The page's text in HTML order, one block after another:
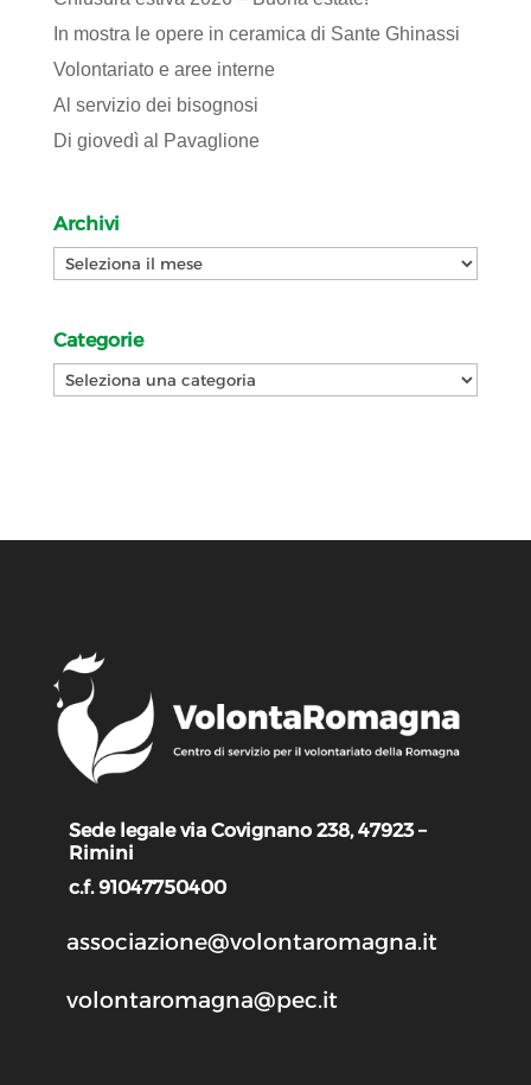
In mostra le opere in ceramica di Sante Ghinassi
Volontariato e aree interne
Al servizio dei bisognosi
Di giovedì al Pavaglione
Archivi
Archivi
Categorie
Categorie
Sede legale via Covignano 238, 47923 –
Rimini
c.f. 91047750400
associazione@volontaromagna.it
volontaromagna@pec.it